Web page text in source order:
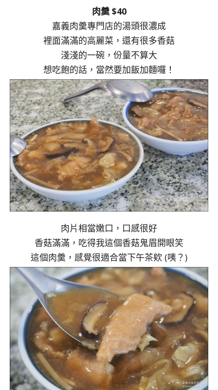
肉羹 $40
嘉義肉羹專門店的湯頭很濃成
裡面滿滿的高麗菜，還有很多香菇
淺淺的一碗，份量不算大
想吃飽的話，當然要加飯加麵囉！
肉片相當嫩口，口感很好
香菇滿滿，吃得我這個香菇鬼眉開眼笑
這個肉羹，感覺很適合當下午茶欸 (咦？)